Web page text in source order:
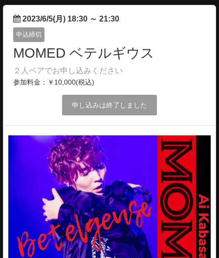
2023/6/5(月) 18:30 ～ 21:30
申込締切
MOMED ベテルギウス
２人ペアでお申し込みください
参加料金：￥10,000(税込)
申し込みは終了しました